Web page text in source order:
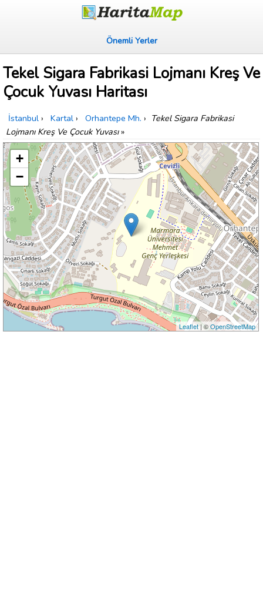
Önemli Yerler
Tekel Sigara Fabrikasi Lojmanı Kreş Ve
Çocuk Yuvası Haritası
İstanbul › Kartal › Orhantepe Mh. › Tekel Sigara Fabrikasi
Lojmanı Kreş Ve Çocuk Yuvası»
+
−
Leaflet| ©OpenStreetMap